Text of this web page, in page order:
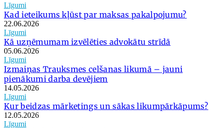
Līgumi
Kad ieteikums kļūst par maksas pakalpojumu?
22.06.2026
Līgumi
Kā uzņēmumam izvēlēties advokātu strīdā
05.06.2026
Līgumi
Izmaiņas Trauksmes celšanas likumā – jauni
pienākumi darba devējiem
14.05.2026
Līgumi
Kur beidzas mārketings un sākas likumpārkāpums?
12.05.2026
Līgumi